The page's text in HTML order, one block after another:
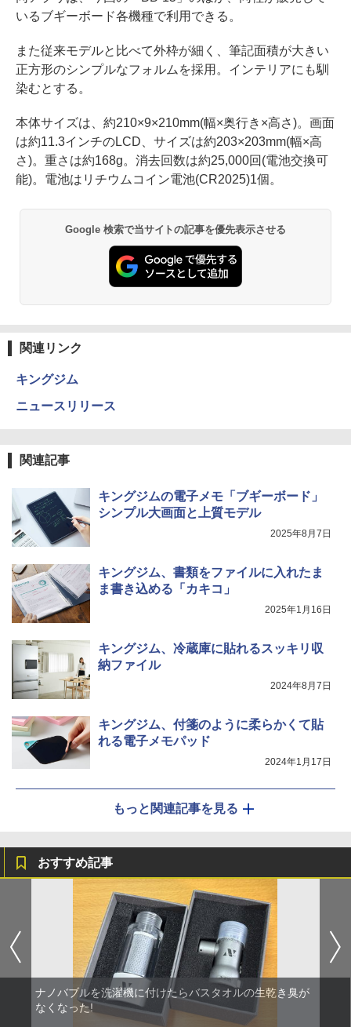
いるブギーボード各機種で利用できる。
また従来モデルと比べて外枠が細く、筆記面積が大きい
正方形のシンプルなフォルムを採用。インテリアにも馴
染むとする。
本体サイズは、約210×9×210mm(幅×奥行き×高さ)。画面
は約11.3インチのLCD、サイズは約203×203mm(幅×高
さ)。重さは約168g。消去回数は約25,000回(電池交換可
能)。電池はリチウムコイン電池(CR2025)1個。
Google 検索で当サイトの記事を優先表示させる
関連リンク
キングジム
ニュースリリース
関連記事
キングジムの電子メモ「ブギーボード」
シンプル大画面と上質モデル
2025年8月7日
キングジム、書類をファイルに入れたま
ま書き込める「カキコ」
2025年1月16日
キングジム、冷蔵庫に貼れるスッキリ収
納ファイル
2024年8月7日
キングジム、付箋のように柔らかくて貼
れる電子メモパッド
2024年1月17日
もっと関連記事を見る
おすすめ記事
ナノバブルを洗濯機に付けたらバスタオルの生乾き臭が
なくなった!